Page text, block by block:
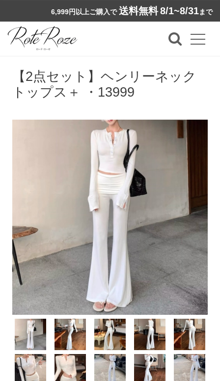
6,999円以上ご購入で 送料無料8/1~8/31まで
【2点セット】ヘンリーネック
トップス＋ ・13999